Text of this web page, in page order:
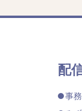
配
事